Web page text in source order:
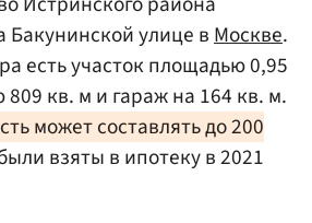
Бакунинской улице вМоскве.
есть участок площадью 0,95
кв. м и гараж на 164 кв. м.
может составлять до 200
взяты в ипотеку в 2021